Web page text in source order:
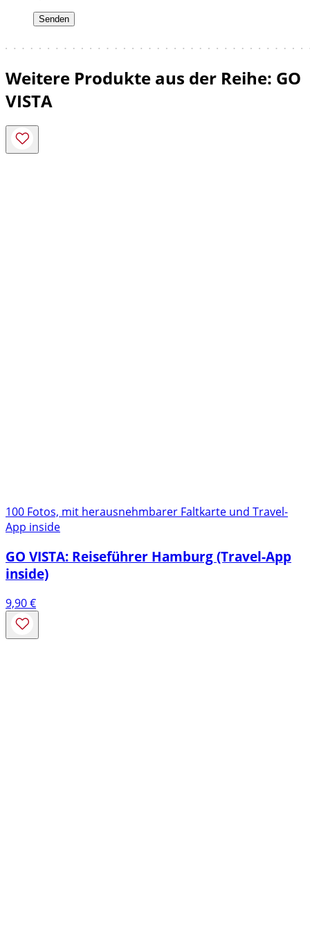
Weitere Produkte aus der Reihe: GO
VISTA
100 Fotos, mit herausnehmbarer Faltkarte und Travel-
App inside
GO VISTA: Reiseführer Hamburg (Travel-App
inside)
9,90€